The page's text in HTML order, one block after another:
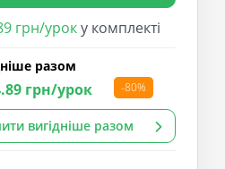
грн/уроку комплекті
разом
грн/урок -80%
вигідніше разом